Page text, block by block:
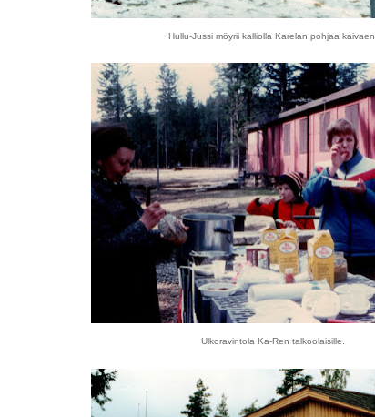
Hullu-Jussi möyrii kalliolla Karelan pohjaa kaivaen.
Ulkoravintola Ka-Ren talkoolaisille.